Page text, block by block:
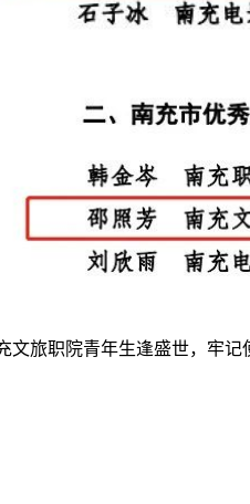
文旅职院青年生逢盛世，牢